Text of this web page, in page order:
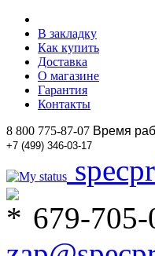
В закладку
Как купить
Доставка
О магазине
Гарантия
Контакты
8 800 775-87-07 Время
+7 (499) 346-03-17
679-705-